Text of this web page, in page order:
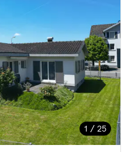
1 / 25